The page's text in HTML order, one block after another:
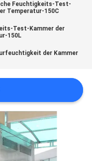
Feuchtigkeits-Test-
Temperatur-150C
Test-Kammer der
150L
der Kammer